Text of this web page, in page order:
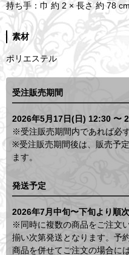
持ち手：巾 約 2 × 長さ 約 78 cm
素材
ポリエステル
受注販売期間
2026年5月17日(日) 12:30 〜
※受注販売期間内であれば必
※受注販売期間後は、販売予
ます。
発送予定
2026年7月中旬〜下旬より順
※同時に複数の商品をご注文
揃い次第発送となります。予
商品を併せてご注文の場合に